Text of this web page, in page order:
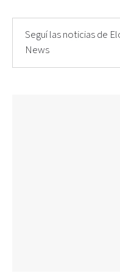
Seguí las noticias de
News